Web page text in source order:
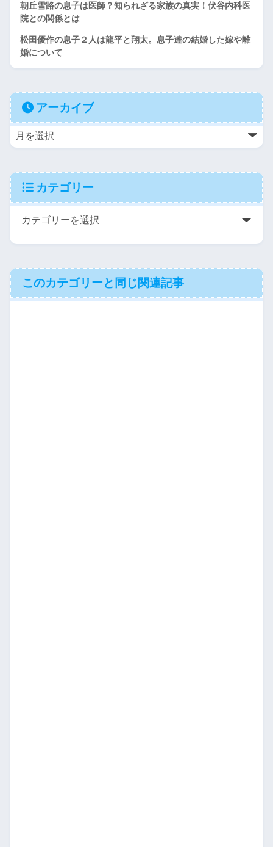
朝丘雪路の息子は医師？知られざる家族の真実！伏谷内科医
院との関係とは
松田優作の息子２人は龍平と翔太。息子達の結婚した嫁や離
婚について
アーカイブ
カテゴリー
このカテゴリーと同じ関連記事